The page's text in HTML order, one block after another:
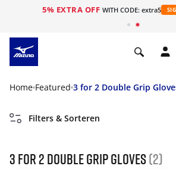
5% EXTRA OFF WITH CODE: extra5
Home Featured 3 for 2 Double Grip
Filters & Sorteren
3 for 2 Double Grip Gloves (2)